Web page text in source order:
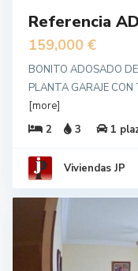
Referencia
159,000 €
BONITO ADOSADO
PLANTA GARAJE
[more]
2
3 1
Viviendas JP